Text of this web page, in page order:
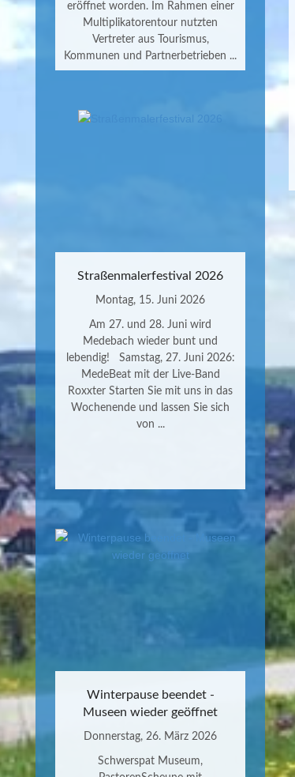
eröffnet worden. Im Rahmen einer
Multiplikatorentour nutzten
Vertreter aus Tourismus,
Kommunen und Partnerbetrieben ...
Straßenmalerfestival 2026
Montag, 15. Juni 2026
Am 27. und 28. Juni wird
Medebach wieder bunt und
lebendig! Samstag, 27. Juni 2026:
MedeBeat mit der Live-Band
Roxxter Starten Sie mit uns in das
Wochenende und lassen Sie sich
von ...
Winterpause beendet -
Museen wieder geöffnet
Donnerstag, 26. März 2026
Schwerspat Museum,